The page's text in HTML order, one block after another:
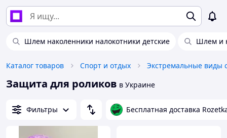
Шлем наколенники налокотники детские Шлем и
Каталог товаров Спорт и отдых Экстремальные виды
Защита для роликов в Украине
Фильтры Бесплатная доставка